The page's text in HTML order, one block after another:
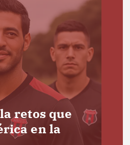
retos que
en la